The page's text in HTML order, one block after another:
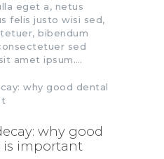
eget a, netus
felis justo wisi sed,
bibendum
sed
amet ipsum.…
why good
is important